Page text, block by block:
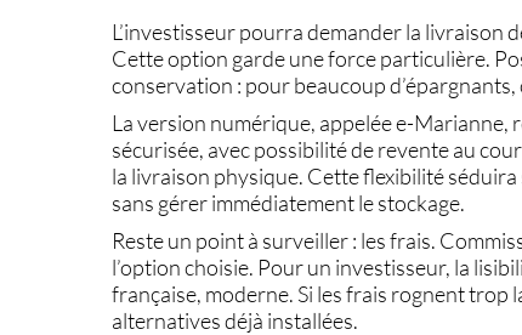
L’investisseur pourra demander la livraison
Cette option garde une force particulière.
conservation : pour beaucoup
La version numérique, appelée e-Marianne,
sécurisée, avec possibilité de revente au
la livraison physique. Cette flexibilité séduira
sans gérer immédiatement le stockage.
Reste un point à surveiller : les frais.
l’option choisie. Pour un investisseur, la
française, moderne. Si les frais rognent trop
alternatives déjà installées.